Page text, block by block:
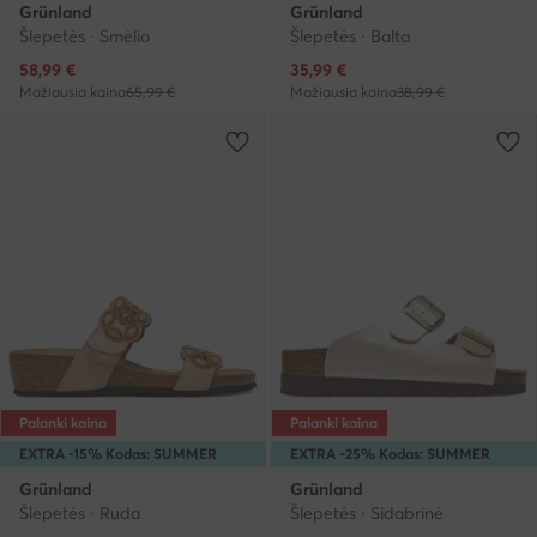
Grünland
Šlepetės · Smėlio
Dabartinė kaina
58,99 €
Mažiausia kaina65,99 €
Grünland
Šlepetės · Balta
Dabartinė kaina
35,99 €
Mažiausia kaina38,99 €
EXTRA -15% Kodas: SUMMER
Palanki kaina
Grünland
Šlepetės · Ruda
EXTRA -25% Kodas: SUMMER
Palanki kaina
Grünland
Šlepetės · Sidabrinė